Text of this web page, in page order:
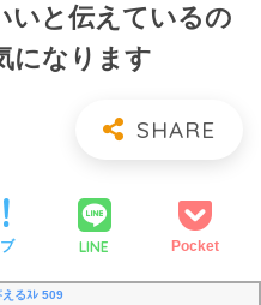
いと伝えているの
になります
LINE Pocket
えるｽﾚ 509